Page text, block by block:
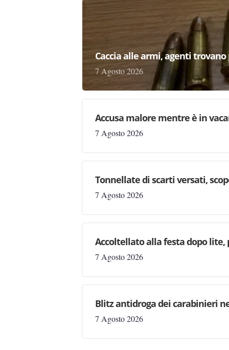
Caccia alle armi, agenti
7 Agosto 2026
Accusa malore mentre è in
7 Agosto 2026
Tonnellate di scarti versati,
7 Agosto 2026
Accoltellato alla festa dopo lite,
7 Agosto 2026
Blitz antidroga dei carabinieri
7 Agosto 2026